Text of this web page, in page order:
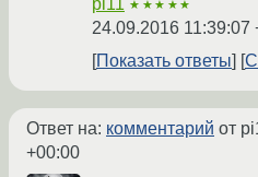
pi11 ★★★★★
24.09.2016 11:39:07
Показать ответы
Ответ на: комментарий от
+00:00